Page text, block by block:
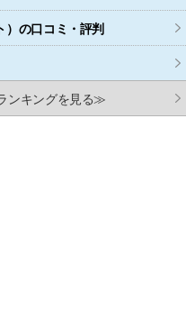
の口コミ・評判
ンキングを見る≫